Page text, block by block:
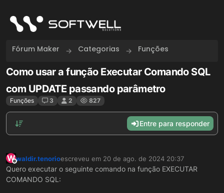
Fórum Maker Categorias Funções
Como usar a função Executar Comando SQL
com UPDATE passando parâmetro
Funções 3 2 827
Entre para responder
W
Offline
waldir.tenorioescreveu em 20 de ago. de 2024 20:37
última edição por
Quero executar o seguinte comando na função EXECUTAR
COMANDO SQL: